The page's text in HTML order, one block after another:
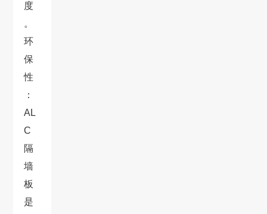
度
。
环
保
性
：
AL
C
隔
墙
板
是